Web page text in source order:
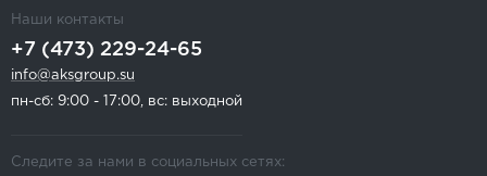
Наши контакты
+7 (473) 229-24-65
info@aksgroup.su
пн-сб: 9:00 - 17:00, вс: выходной
Следите за нами в социальных сетях: